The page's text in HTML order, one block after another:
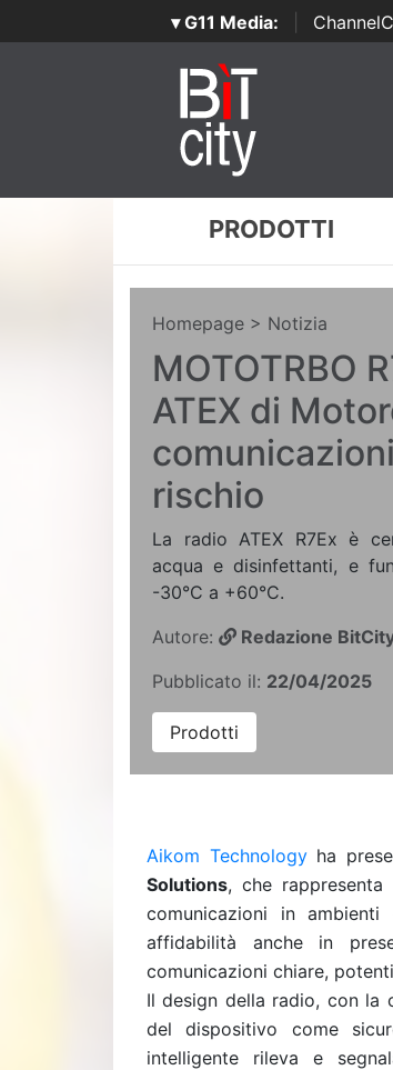
▾ G11 Media:
PRODOTTI
Homepage > Notizia
MOTOTRBO
ATEX di
rischio
La radio ATEX R7Ex è
acqua e disinfettanti, e
-30°C a +60°C.
Autore:
Redazione
Pubblicato il: 22/04/2025
Prodotti
Aikom Technologyha
Solutions, che
comunicazioni in
affidabilità anche in
comunicazioni chiare,
Il design della radio, con la
del dispositivo come
intelligente rileva e